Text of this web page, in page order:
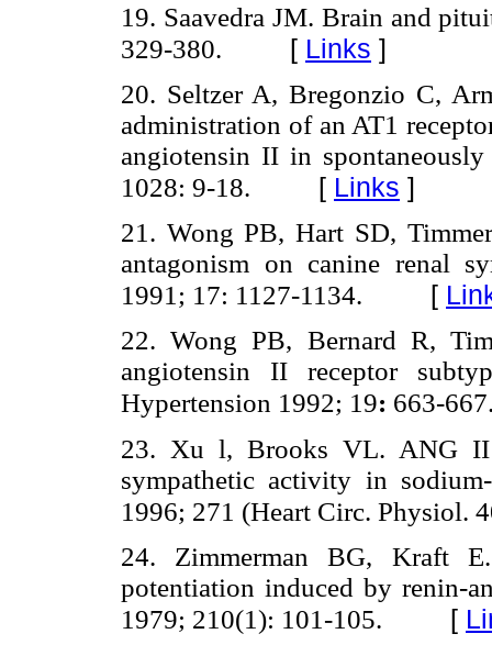
19. Saavedra JM. Brain and
329-380.
[ Links ]
20. Seltzer A, Bregonzio C,
administration of an AT1
angiotensin II in
1028: 9-18.
[ Links ]
21. Wong PB, Hart SD,
antagonism on canine renal
1991; 17: 1127-1134.
[
22. Wong PB, Bernard R,
angiotensin II receptor
Hypertension 1992; 19: 663-
23. Xu l, Brooks VL. ANG II
sympathetic activity in
1996; 271 (Heart Circ. Physiol.
24. Zimmerman BG, Kraft
potentiation induced by renin-
1979; 210(1): 101-105.
[